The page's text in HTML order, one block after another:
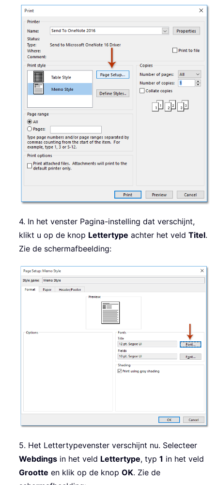
4. In het venster Pagina-instelling dat verschijnt,
klikt u op de knop Lettertype achter het veld Titel.
Zie de schermafbeelding:
5. Het Lettertypevenster verschijnt nu. Selecteer
Webdings in het veld Lettertype, typ 1 in het veld
Grootte en klik op de knop OK. Zie de